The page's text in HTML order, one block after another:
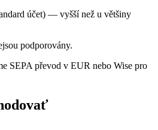
účet) — vyšší než u většiny
podporovány.
SEPA převod v EUR nebo Wise pro